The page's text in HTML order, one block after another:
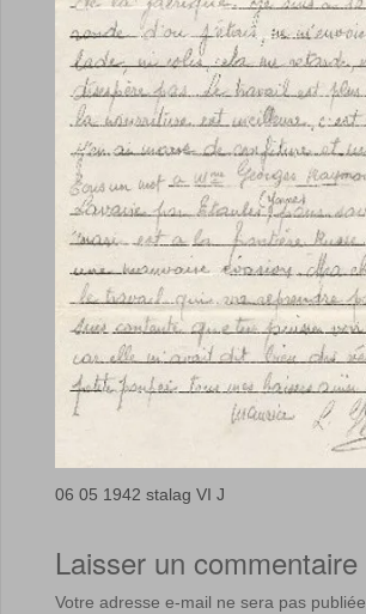
06 05 1942 stalag VI J
Laisser un commentaire
Votre adresse e-mail ne sera pas publiée.